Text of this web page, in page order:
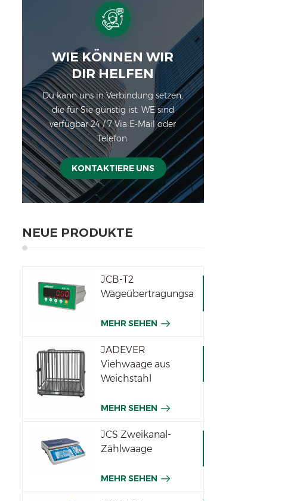
WIE KÖNNEN WIR
DIR HELFEN
Du kann uns in Verbindung setzen,
die für Sie günstig ist. WE sind
verfügbar 24 / 7 Via E-Mail oder
Telefon.
KONTAKTIERE UNS
NEUE PRODUKTE
JCB-T2
Wägeübertragungsanzeige
MEHR SEHEN
JADEVER
Viehwaage aus
Weichstahl
MEHR SEHEN
JCS Zweikanal-
Zählwaage
MEHR SEHEN